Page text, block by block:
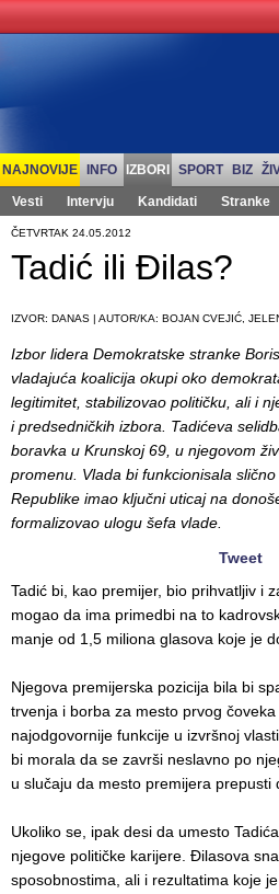
NAJNOVIJE INFO IZBORI SPORT BIZ
Vesti Intervju Kandidati Stranke
ČETVRTAK 24.05.2012
Tadić ili Đilas?
IZVOR: DANAS | AUTOR/KA: BOJAN CVEJIĆ,
Izbor lidera Demokratske stranke
vladajuća koalicija okupi oko
legitimitet, stabilizovao političku, ali i
i predsedničkih izbora. Tadićeva
boravka u Krunskoj 69, u njegovom
promenu. Vlada bi funkcionisala
Republike imao ključni uticaj na
formalizovao ulogu šefa vlade.
Tweet
Tadić bi, kao premijer, bio prihvatljiv i
mogao da ima primedbi na to
manje od 1,5 miliona glasova koje je
Njegova premijerska pozicija bila bi
trvenja i borba za mesto prvog
najodgovornije funkcije u izvršnoj
bi morala da se završi neslavno po
u slučaju da mesto premijera
Ukoliko se, ipak desi da umesto
njegove političke karijere. Đilasova
sposobnostima, ali i rezultatima koje